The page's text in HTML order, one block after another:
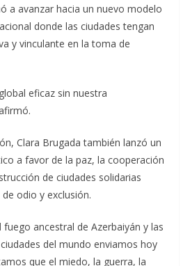
a avanzar hacia un nuevo modelo
donde las ciudades tengan
y vinculante en la toma de
eficaz sin nuestra
Clara Brugada también lanzó un
a favor de la paz, la cooperación
de ciudades solidarias
odio y exclusión.
fuego ancestral de Azerbaiyán y las
del mundo enviamos hoy
que el miedo, la guerra, la